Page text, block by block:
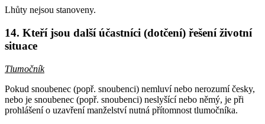
Lhůty nejsou stanoveny.
14. Kteří jsou další účastníci (dotčení) řešení životní
situace
Tlumočník
Pokud snoubenec (popř. snoubenci) nemluví nebo nerozumí česky,
nebo je snoubenec (popř. snoubenci) neslyšící nebo němý, je při
prohlášení o uzavření manželství nutná přítomnost tlumočníka.